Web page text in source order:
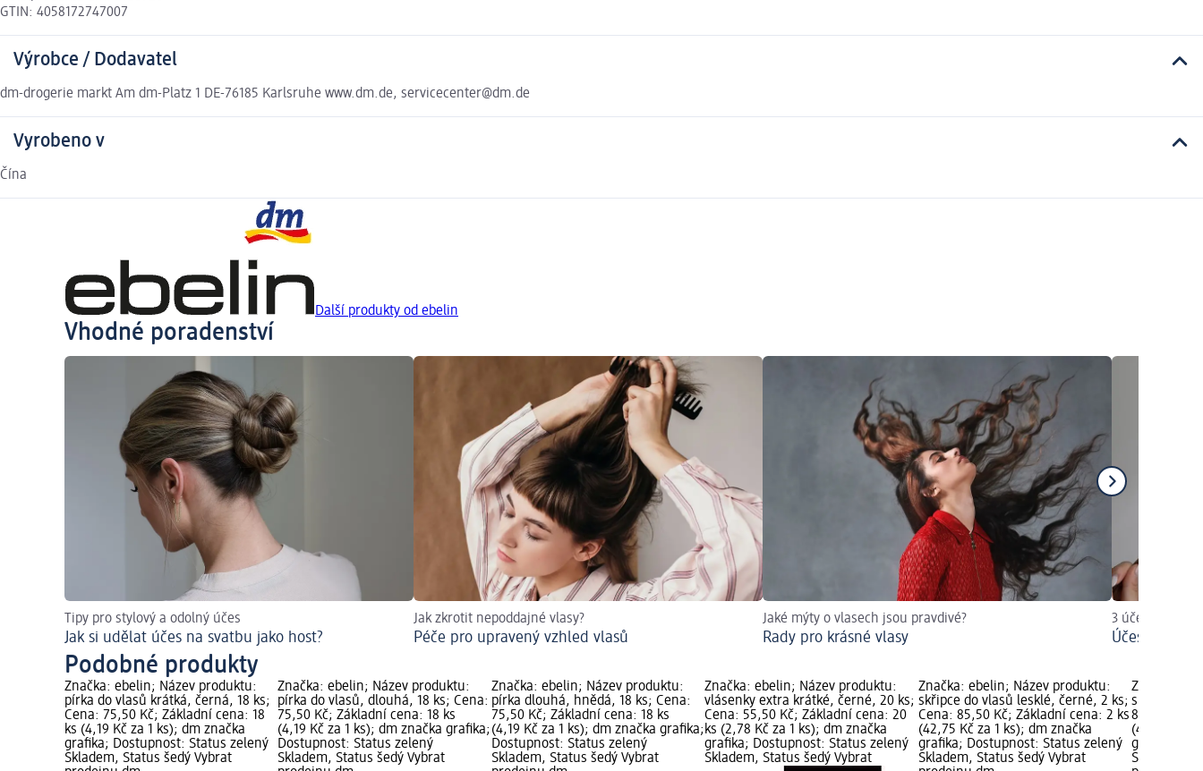
GTIN: 4058172747007
Výrobce / Dodavatel
dm-drogerie markt Am dm-Platz 1 DE-76185 Karlsruhe www.dm.de, servicecenter@dm.de
Vyrobeno v
Čína
Další produkty od ebelin
Vhodné poradenství
Tipy pro stylový a odolný účes
Jak si udělat účes na svatbu jako host?
Jak zkrotit nepoddajné vlasy?
Péče pro upravený vzhled vlasů
Jaké mýty o vlasech jsou pravdivé?
Rady pro krásné vlasy
3 účesy, které
Účesy na
Podobné produkty
Značka: ebelin; Název produktu:
pírka do vlasů krátká, černá, 18 ks;
Cena: 75,50 Kč; Základní cena: 18
ks (4,19 Kč za 1 ks); dm značka
grafika; Dostupnost: Status zelený
Skladem, Status šedý Vybrat
Značka: ebelin; Název produktu:
pírka do vlasů, dlouhá, 18 ks; Cena:
75,50 Kč; Základní cena: 18 ks
(4,19 Kč za 1 ks); dm značka grafika;
Dostupnost: Status zelený
Skladem, Status šedý Vybrat
Značka: ebelin; Název produktu:
pírka dlouhá, hnědá, 18 ks; Cena:
75,50 Kč; Základní cena: 18 ks
(4,19 Kč za 1 ks); dm značka grafika;
Dostupnost: Status zelený
Skladem, Status šedý Vybrat
Značka: ebelin; Název produktu:
vlásenky extra krátké, černé, 20 ks;
Cena: 55,50 Kč; Základní cena: 20
ks (2,78 Kč za 1 ks); dm značka
grafika; Dostupnost: Status zelený
Skladem, Status šedý Vybrat
Značka: ebelin; Název produktu:
skřipce do vlasů lesklé, černé, 2 ks;
Cena: 85,50 Kč; Základní cena: 2 ks
(42,75 Kč za 1 ks); dm značka
grafika; Dostupnost: Status zelený
Skladem, Status šedý Vybrat
Značka:
skřipce
85,50 Kč;
(42,75 Kč
grafika;
Skladem,